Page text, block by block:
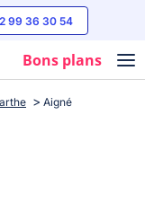
99 36 30 54
Bons plans
Aigné